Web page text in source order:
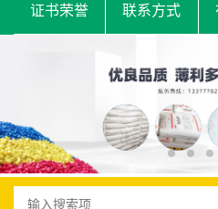
证书荣誉 联系方式